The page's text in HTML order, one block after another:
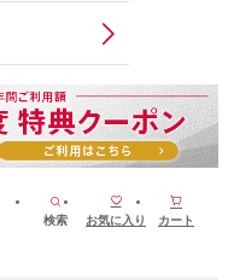
検索 お気に入り カート